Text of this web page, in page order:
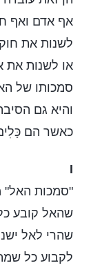
אף אדם ואף
לשנות את
או לשנות את
סמכותו של
והיא גם
כאשר הם
I
"סמכות
שהאל קובע
שהרי לאל
לקבוע כל